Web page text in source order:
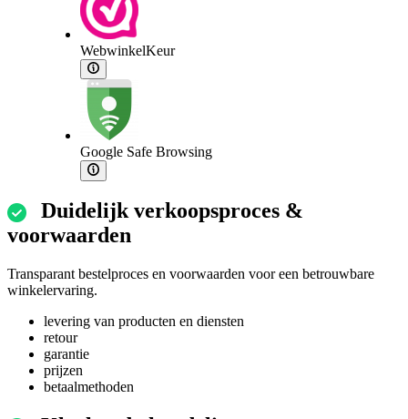
WebwinkelKeur
Google Safe Browsing
Duidelijk verkoopsproces &
voorwaarden
Transparant bestelproces en voorwaarden voor een betrouwbare
winkelervaring.
levering van producten en diensten
retour
garantie
prijzen
betaalmethoden